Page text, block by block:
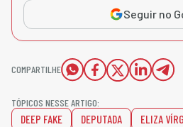
Seguir no
COMPARTILHE
TÓPICOS NESSE ARTIGO:
DEEP FAKE DEPUTADA ELIZA